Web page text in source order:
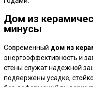
Дом из
минусы
Современный дом из
энергоэффективность и
стены служат надежной
подвержены усадке,